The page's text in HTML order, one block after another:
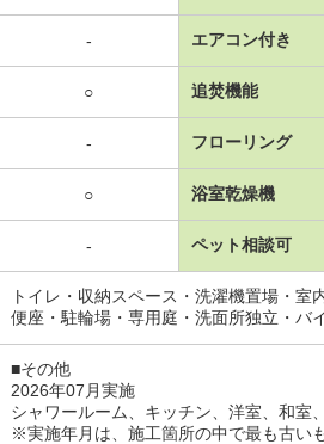
- エアコン付き
○ 追焚機能
- フローリング
○ 浴室乾燥機
- ペット相談可
トイレ・収納スペース・洗濯機置場・
便座・駐輪場・専用庭・洗面所独立・バ
■その他
2026年07月実施
シャワールーム、キッチン、洋室、和室
※実施年月は、施工箇所の中で最も古い